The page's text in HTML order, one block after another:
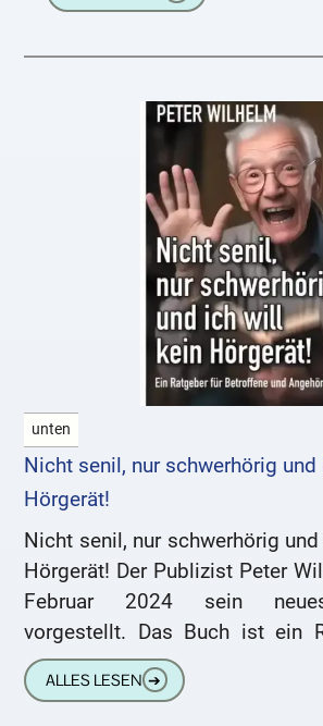
unten
Nicht senil, nur schwerhörig
Hörgerät!
Nicht senil, nur schwerhörig
Hörgerät! Der Publizist Peter
Februar 2024 sein
vorgestellt. Das Buch ist ein
Schwerhörige und Angehörige.
ALLES LESEN ➔